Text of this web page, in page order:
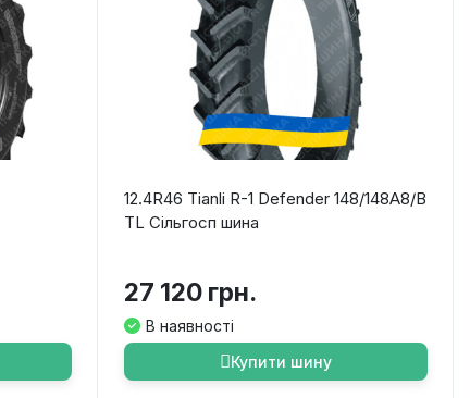
12.4R46 Tianli R-1 Defender 148/148A8/B
TL Сільгосп шина
27 120 грн.
В наявності
Купити шину